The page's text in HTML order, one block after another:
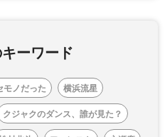
ーワード
ノだった
横浜流星
クジャクのダンス、誰が見た？